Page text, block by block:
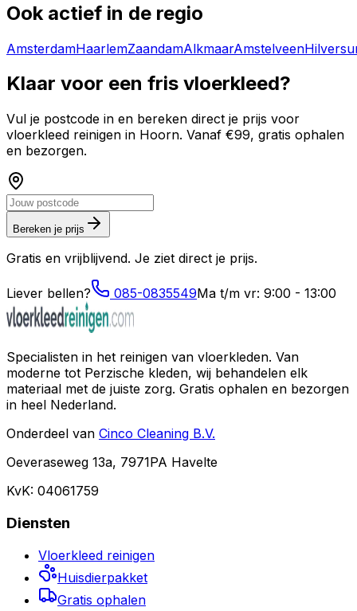
Ook actief in de regio
AmsterdamHaarlemZaandamAlkmaarAmstelveen
Klaar voor een fris vloerkleed?
Vul je postcode in en bereken direct je prijs voor
vloerkleed reinigen in Hoorn. Vanaf €99, gratis ophalen
en bezorgen.
Bereken je prijs
Gratis en vrijblijvend. Je ziet direct je prijs.
Liever bellen? 085-0835549Ma t/m vr: 9:00 - 13:00
Specialisten in het reinigen van vloerkleden. Van
moderne tot Perzische kleden, wij behandelen elk
materiaal met de juiste zorg. Gratis ophalen en bezorgen
in heel Nederland.
Onderdeel van Cinco Cleaning B.V.
Oeveraseweg 13a, 7971PA Havelte
KvK: 04061759
Diensten
Vloerkleed reinigen
Huisdierpakket
Gratis ophalen